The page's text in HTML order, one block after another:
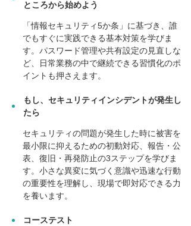
ところから始めよう
「情報セキュリティ5か条」に基づき、誰
でもすぐに実践できる基本対策を学びま
す。パスワード管理や共有設定の見直しな
ど、日常業務の中で継続できる習慣化のポ
イントも押さえます。
もし、セキュリティインシデントが発生し
たら
セキュリティの問題が発生した時に被害を
最小限に抑えるための初動対応、報告・公
表、復旧・再発防止の3ステップを学びま
す。小さな異変に気づく意識や迅速な行動
の重要性を理解し、現場で即対応できる力
を養います。
コーステスト